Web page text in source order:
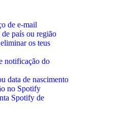
de e-mail
país ou região
os teus
notificação do
data de nascimento
no Spotify
Spotify de